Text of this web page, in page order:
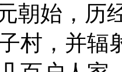
朝始，历
村，并辐